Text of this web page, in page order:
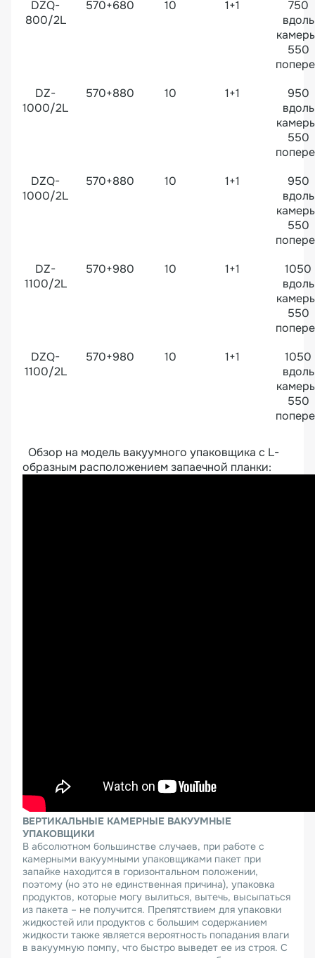
DZQ-
800/2L
570+680 10 1+1
750
вдоль
550
DZ-
1000/2L
570+880 10 1+1
950
вдоль
550
DZQ-
1000/2L
570+880 10 1+1
950
вдоль
550
DZ-
1100/2L
570+980 10 1+1
1050
вдоль
550
DZQ-
1100/2L
570+980 10 1+1
1050
вдоль
550
Обзор на модель вакуумного упаковщика с L-
образным расположением запаечной планки:
ВЕРТИКАЛЬНЫЕ КАМЕРНЫЕ ВАКУУМНЫЕ
УПАКОВЩИКИ
В абсолютном большинстве случаев, при работе с
камерными вакуумными упаковщиками пакет при
запайке находится в горизонтальном положении,
поэтому (но это не единственная причина), упаковка
продуктов, которые могу вылиться, вытечь, высыпаться
из пакета – не получится. Препятствием для упаковки
жидкостей или продуктов с большим содержанием
жидкости также является вероятность попадания влаги
в вакуумную помпу, что быстро выведет ее из строя. С